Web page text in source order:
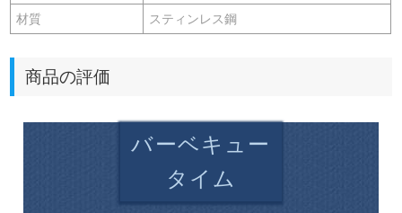
材質 スティンレス鋼
商品の評価
バーベキュー
タイム